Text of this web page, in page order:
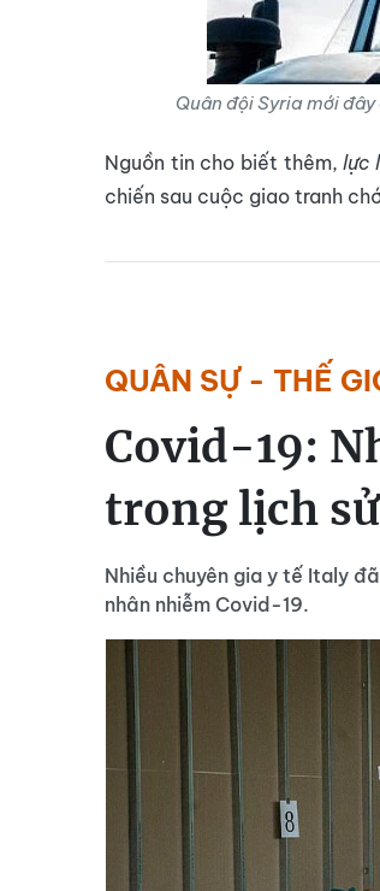
Quân đội Syria mới
Nguồn tin cho biết thêm,lực
chiến sau cuộc giao tranh
QUÂN SỰ - THẾ
Covid-19:
trong lịch
Nhiều chuyên gia y tế Italy
nhân nhiễm Covid-19.